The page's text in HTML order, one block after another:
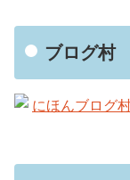
ブログ村